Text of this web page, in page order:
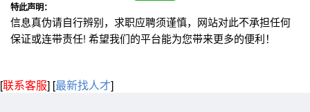
特此声明：
信息真伪请自行辨别，求职应聘须谨慎，网站对此不承担任何
保证或连带责任! 希望我们的平台能为您带来更多的便利！
[联系客服] [最新找人才]